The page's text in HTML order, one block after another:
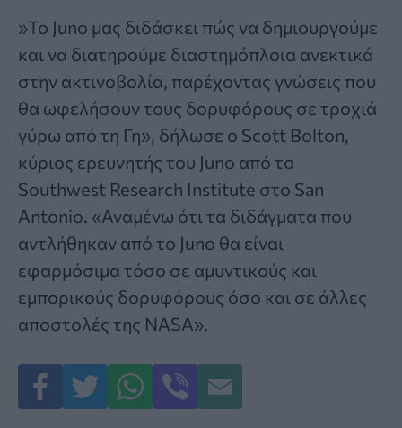
»Το Juno μας διδάσκει πώς να δημιουργούμε
και να διατηρούμε διαστημόπλοια ανεκτικά
στην ακτινοβολία, παρέχοντας γνώσεις που
θα ωφελήσουν τους δορυφόρους σε τροχιά
γύρω από τη Γη», δήλωσε ο Scott Bolton,
κύριος ερευνητής του Juno από το
Southwest Research Institute στο San
Antonio. «Αναμένω ότι τα διδάγματα που
αντλήθηκαν από το Juno θα είναι
εφαρμόσιμα τόσο σε αμυντικούς και
εμπορικούς δορυφόρους όσο και σε άλλες
αποστολές της NASA».